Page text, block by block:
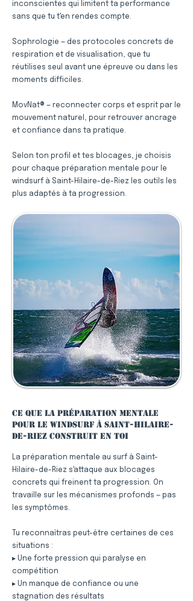
inconscientes qui limitent ta performance
sans que tu t'en rendes compte.
Sophrologie — des protocoles concrets de
respiration et de visualisation, que tu
réutilises seul avant une épreuve ou dans les
moments difficiles.
MovNat® — reconnecter corps et esprit par le
mouvement naturel, pour retrouver ancrage
et confiance dans ta pratique.
Selon ton profil et tes blocages, je choisis
pour chaque préparation mentale pour le
windsurf à Saint-Hilaire-de-Riez les outils les
plus adaptés à ta progression.
Ce que la préparation mentale
pour le windsurf à Saint-Hilaire-
de-Riez construit en toi
La préparation mentale au surf à Saint-
Hilaire-de-Riez s'attaque aux blocages
concrets qui freinent ta progression. On
travaille sur les mécanismes profonds — pas
les symptômes.
Tu reconnaîtras peut-être certaines de ces
situations :
▸ Une forte pression qui paralyse en
compétition
▸ Un manque de confiance ou une
stagnation des résultats